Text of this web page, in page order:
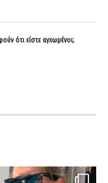
ότι είστε αγχωμένοι;